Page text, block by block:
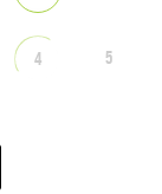
4 5